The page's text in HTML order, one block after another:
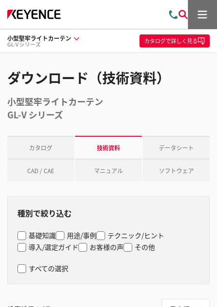
問
い
合
わ
索
メ
ュ
ー
小型堅牢ライトカーテン
GL-V シリーズ カタログで詳しく見る
ダウンロード（技術資料）
小型堅牢ライトカーテン
GL-V シリーズ
カタログ 技術資料 データシート
CAD / CAE マニュアル ソフトウェア
種別で絞り込む
基礎知識 用途/事例
テクニック/ヒント
導入/選定ガイド
お客様の声 その他
すべての選択